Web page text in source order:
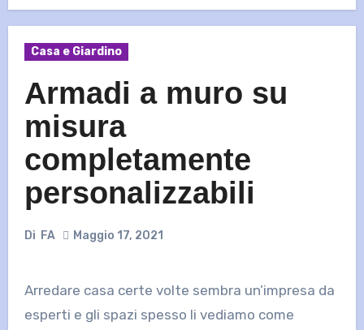
Casa e Giardino
Armadi a muro su
misura
completamente
personalizzabili
Di FA Maggio 17, 2021
Arredare casa certe volte sembra un’impresa da
esperti e gli spazi spesso li vediamo come